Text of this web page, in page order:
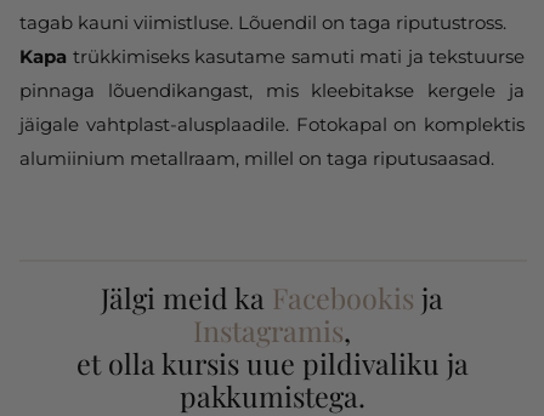
tagab kauni viimistluse. Lõuendil on taga riputustross.
Kapa trükkimiseks kasutame samuti mati ja tekstuurse
pinnaga lõuendikangast, mis kleebitakse kergele ja
jäigale vahtplast-alusplaadile. Fotokapal on komplektis
alumiinium metallraam, millel on taga riputusaasad.
Jälgi meid ka Facebookis ja
Instagramis,
et olla kursis uue pildivaliku ja
pakkumistega.